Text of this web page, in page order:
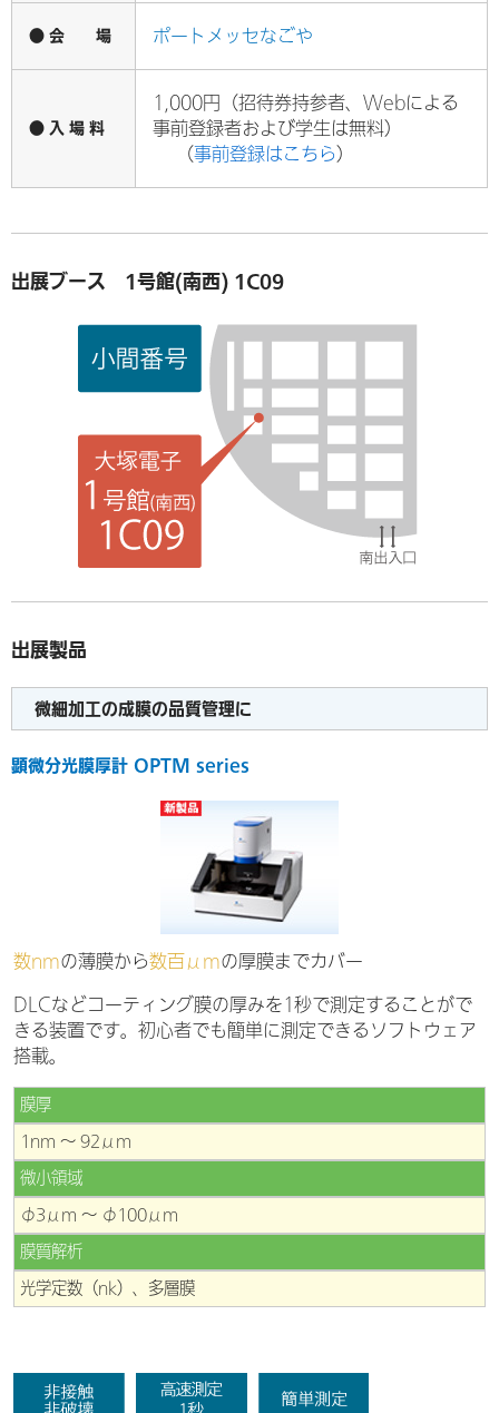
● 会 場 ポートメッセなごや
● 入 場 料
1,000円（招待券持参者、Webによる
事前登録者および学生は無料）
（事前登録はこちら）
出展ブース 1号館(南西) 1C09
出展製品
微細加工の成膜の品質管理に
顕微分光膜厚計 OPTM series
数nmの薄膜から数百μmの厚膜までカバー
DLCなどコーティング膜の厚みを1秒で測定することがで
きる装置です。初心者でも簡単に測定できるソフトウェア
搭載。
膜厚
1nm ～ 92μm
微小領域
φ3μm ～ φ100μm
膜質解析
光学定数（nk）、多層膜